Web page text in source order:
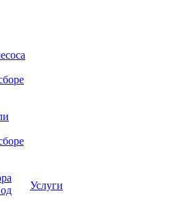
Услуги